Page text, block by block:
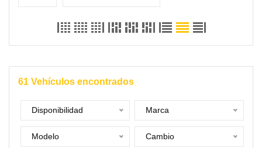
61 Vehículos encontrados
Disponibilidad Marca
Modelo Cambio